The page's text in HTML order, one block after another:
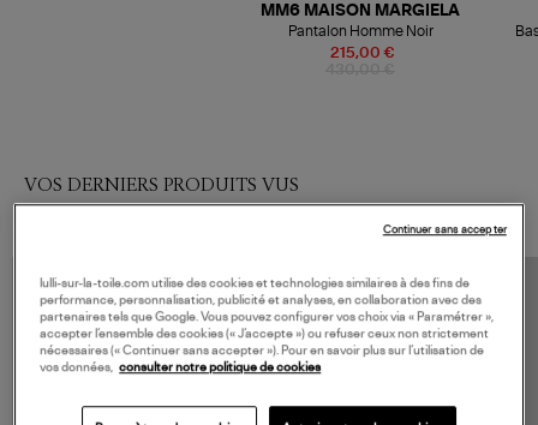
215,00 €
MM6 MAISON MARGIELA
Pantalon Homme Noir
VOS DERNIERS PRODUITS VUS
lulli-sur-la-toile.com utilise des cookies et technologies similaires à des fins de
performance, personnalisation, publicité et analyses, en collaboration avec des
partenaires tels que Google. Vous pouvez configurer vos choix via « Paramétrer »,
accepter l’ensemble des cookies (« J’accepte ») ou refuser ceux non strictement
nécessaires (« Continuer sans accepter »). Pour en savoir plus sur l’utilisation de
vos données,
consulter notre politique de cookies
Continuer sans accepter